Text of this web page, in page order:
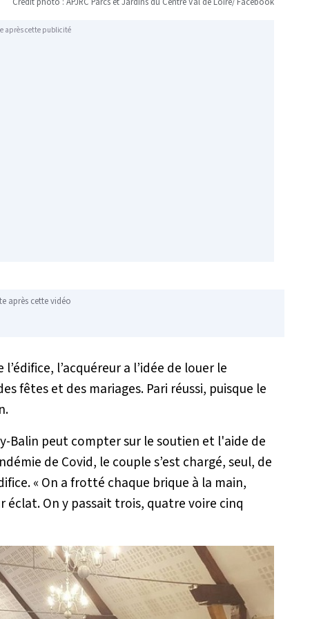
après cette publicité
après cette vidéo
l’acquéreur a l’idée de louer le
fêtes et des mariages. Pari réussi, puisque le
Balin peut compter sur le soutien et l'aide de
de Covid, le couple s’est chargé, seul, de
« On a frotté chaque brique à la main,
On y passait trois, quatre voire cinq